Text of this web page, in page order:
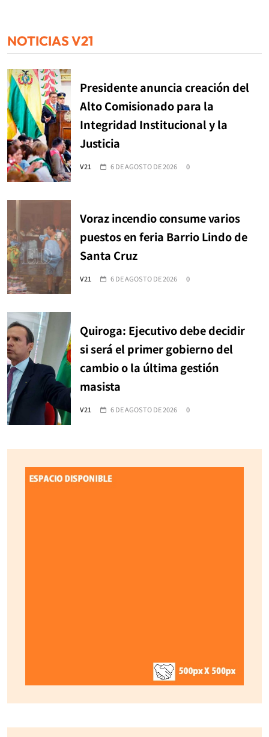
NOTICIAS V21
Presidente anuncia creación del
Alto Comisionado para la
Integridad Institucional y la
Justicia
V21 6 DE AGOSTO DE 2026 0
Voraz incendio consume varios
puestos en feria Barrio Lindo de
Santa Cruz
V21 6 DE AGOSTO DE 2026 0
Quiroga: Ejecutivo debe decidir
si será el primer gobierno del
cambio o la última gestión
masista
V21 6 DE AGOSTO DE 2026 0